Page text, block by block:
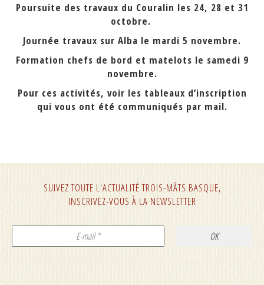
Poursuite des travaux du Couralin les 24, 28 et 31
octobre.
Journée travaux sur Alba le mardi 5 novembre.
Formation chefs de bord et matelots le samedi 9
novembre.
Pour ces activités, voir les tableaux d’inscription
qui vous ont été communiqués par mail.
SUIVEZ TOUTE L'ACTUALITÉ TROIS-MÂTS BASQUE,
INSCRIVEZ-VOUS À LA NEWSLETTER